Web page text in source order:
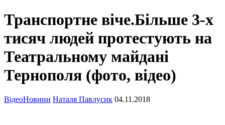
Транспортне віче.Більше 3-х
тисяч людей протестують на
Театральному майдані
Тернополя (фото, відео)
ВідеоНовини Наталя Павлусик 04.11.2018